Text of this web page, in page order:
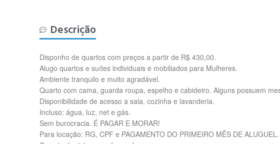
Descrição
Disponho de quartos com preços a partir de R$ 430,00.
Alugo quartos e suítes individuais e mobiliados para Mulheres.
Ambiente tranquilo e muito agradável.
Quarto com cama, guarda roupa, espelho e cabideiro. Alguns possuem
Disponibilidade de acesso a sala, cozinha e lavanderia.
Incluso: água, luz, net e gás.
Sem burocracia. É PAGAR E MORAR!
Para locação: RG, CPF e PAGAMENTO DO PRIMEIRO MÊS DE ALUGUEL.